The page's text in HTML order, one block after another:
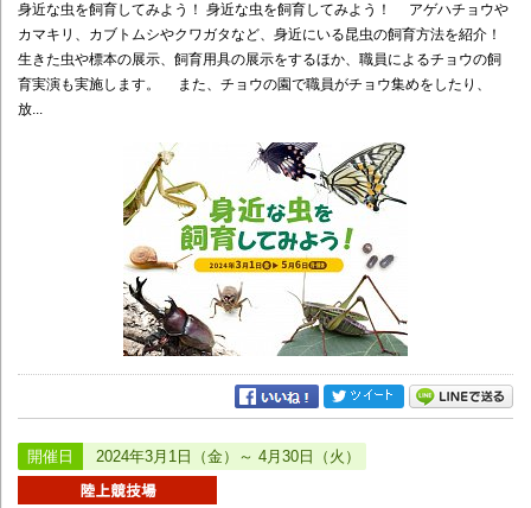
身近な虫を飼育してみよう！ 身近な虫を飼育してみよう！ アゲハチョウや
カマキリ、カブトムシやクワガタなど、身近にいる昆虫の飼育方法を紹介！
生きた虫や標本の展示、飼育用具の展示をするほか、職員によるチョウの飼
育実演も実施します。 また、チョウの園で職員がチョウ集めをしたり、
放...
開催日 2024年3月1日（金）～ 4月30日（火）